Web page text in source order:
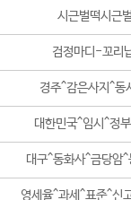
시근벌떡시근
검정마디-꼬리
경주^감은사지^동
대한민국^임시^정
대구^동화사^금당암
영세율^과세^표준^신